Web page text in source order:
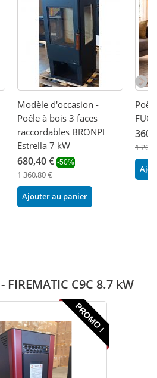
Modèle d'occasion -
Poêle à bois 3 faces
raccordables BRONPI
Estrella 7 kW
680,40 € -50%
1 360,80 €
Ajouter au panier
1
C9C 8.7 kW
PROMO !